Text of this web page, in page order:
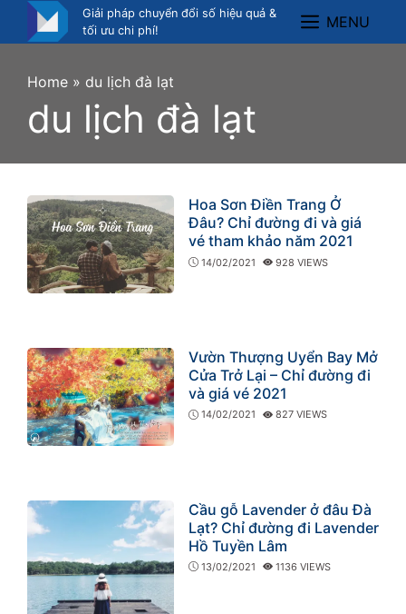
Giải pháp chuyển đổi số hiệu quả &
tối ưu chi phí!
Menu
MENU
Home » du lịch đà lạt
du lịch đà lạt
Hoa Sơn Điền Trang Ở
Đâu? Chỉ đường đi và giá
vé tham khảo năm 2021
14/02/2021 928 VIEWS
Vườn Thượng Uyển Bay Mở
Cửa Trở Lại – Chỉ đường đi
và giá vé 2021
14/02/2021 827 VIEWS
Cầu gỗ Lavender ở đâu Đà
Lạt? Chỉ đường đi Lavender
Hồ Tuyền Lâm
13/02/2021 1136 VIEWS